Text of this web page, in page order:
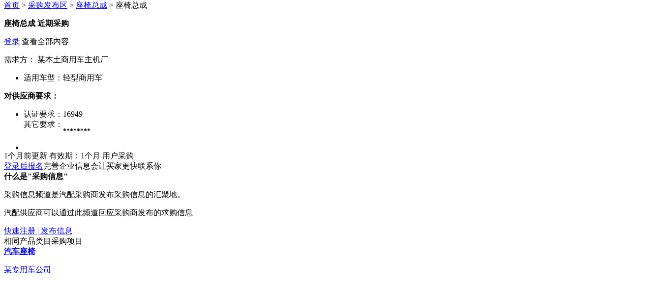
首页 > 采购发布区 > 座椅总成 > 座椅总成
座椅总成 近期采购
登录 查看全部内容
需求方： 某本土商用车主机厂
适用车型： 轻型商用车
对供应商要求：
认证要求： 16949
其它要求：
********
1个月前更新 有效期：1个月 用户采购
登录后报名完善企业信息会让买家更快联系你
什么是"采购信息"
采购信息频道是汽配采购商发布采购信息的汇聚地。
汽配供应商可以通过此频道回应采购商发布的求购信息
快速注册 | 发布信息
相同产品类目采购项目
汽车座椅
某专用车公司